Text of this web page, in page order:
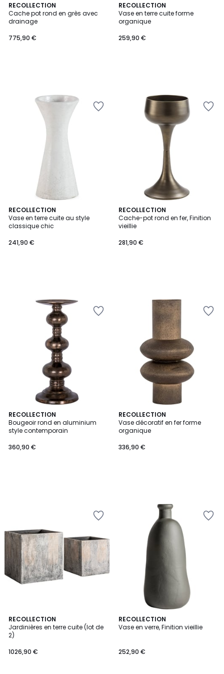
RECOLLECTION
Cache pot rond en grès avec
drainage
775,90 €
RECOLLECTION
Vase en terre cuite forme
organique
259,90 €
RECOLLECTION
Vase en terre cuite au style
classique chic
241,90 €
RECOLLECTION
Cache-pot rond en fer, Finition
vieillie
281,90 €
RECOLLECTION
Bougeoir rond en aluminium
style contemporain
360,90 €
RECOLLECTION
Vase décoratif en fer forme
organique
336,90 €
RECOLLECTION
Jardinières en terre cuite (lot de
2)
1026,90 €
RECOLLECTION
Vase en verre, Finition vieillie
252,90 €